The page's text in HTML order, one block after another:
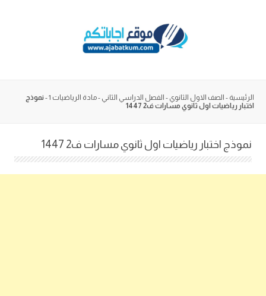
الرئيسية - الصف الاول الثانوي - الفصل الدراسي الثاني -مادة الرياضيات 1 - نموذج
اختبار رياضيات اول ثانوي مسارات ف2 1447
نموذج اختبار رياضيات اول ثانوي مسارات ف2 1447